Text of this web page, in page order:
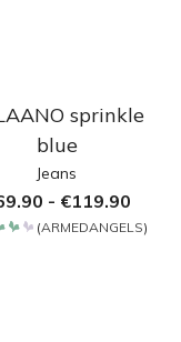
sprinkle
blue
Jeans
- €119.90
(ARMEDANGELS)